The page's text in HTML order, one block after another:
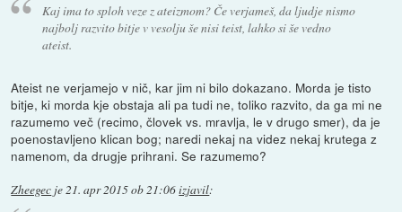
Kaj ima to sploh veze z ateizmom? Če verjameš, da ljudje nismo
najbolj razvito bitje v vesolju še nisi teist, lahko si še vedno
ateist.
Ateist ne verjamejo v nič, kar jim ni bilo dokazano. Morda je tisto
bitje, ki morda kje obstaja ali pa tudi ne, toliko razvito, da ga mi ne
razumemo več (recimo, človek vs. mravlja, le v drugo smer), da je
poenostavljeno klican bog; naredi nekaj na videz nekaj krutega z
namenom, da drugje prihrani. Se razumemo?
Zheegec je21. apr 2015 ob 21:06izjavil: